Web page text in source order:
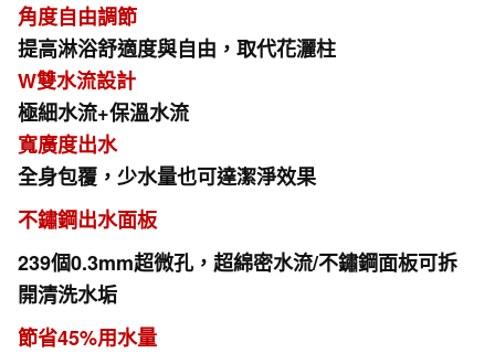
角度自由調節
提高淋浴舒適度與自由，取代花灑柱
W雙水流設計
極細水流+保溫水流
寬廣度出水
全身包覆，少水量也可達潔淨效果
不鏽鋼出水面板
239個0.3mm超微孔，超綿密水流/不鏽鋼面板可拆
開清洗水垢
節省45%用水量